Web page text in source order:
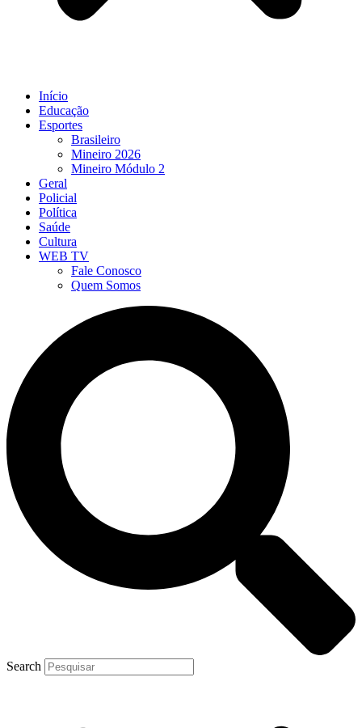
Início
Educação
Esportes
Brasileiro
Mineiro 2026
Mineiro Módulo 2
Geral
Policial
Política
Saúde
Cultura
WEB TV
Fale Conosco
Quem Somos
Search